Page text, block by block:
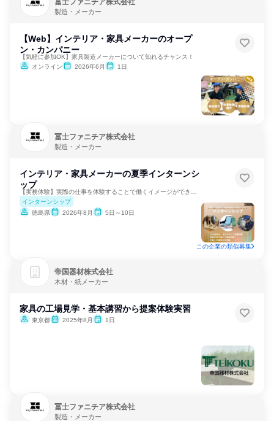
製造・メーカー
【Web】インテリア・家具メーカーのオープ
ン・カンパニー
【気軽に参加OK】家具製造メーカーについて知れるチャンス！
オンライン
2026年6月 1日
冨士ファニチア株式会社
製造・メーカー
インテリア・家具メーカーの夏季インターンシ
ップ
インターンシップ
徳島県
2026年8月 5日～10日
この企業の類似募集
帝国器材株式会社
木材・紙メーカー
家具の工場見学・基本講習から提案体験実習
東京都 2025年8月 1日
冨士ファニチア株式会社
製造・メーカー